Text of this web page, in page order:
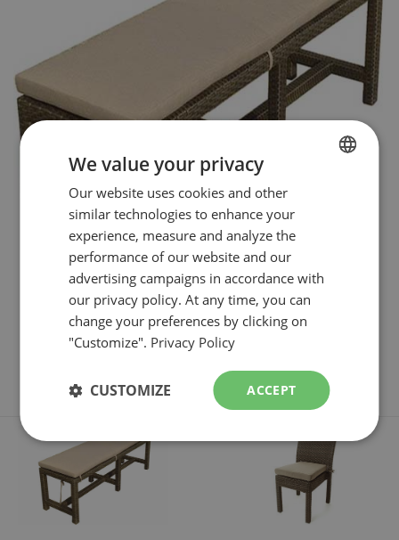
( 3 PERSONNES )
FRENCH
ENGLISH
We value your privacy
Our website uses cookies and other
similar technologies to enhance your
experience, measure and analyze the
performance of our website and our
advertising campaigns in accordance with
our privacy policy. At any time, you can
change your preferences by clicking on
"Customize". Privacy Policy
ACCEPT
CUSTOMIZE